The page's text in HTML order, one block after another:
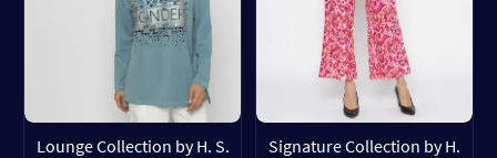
Lounge Collection by H. S.
Signature Collection by H.